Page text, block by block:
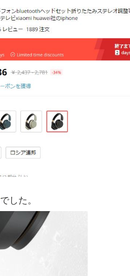
でした。